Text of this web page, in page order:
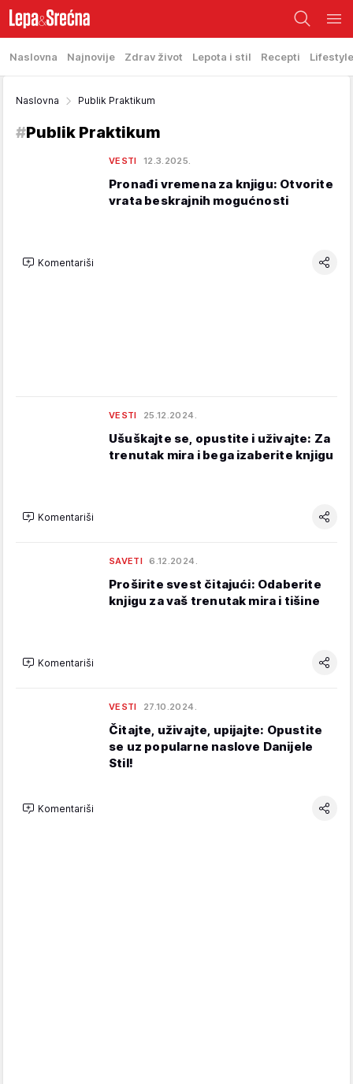
Naslovna Najnovije Zdrav život Lepota i stil Recepti Lifestyle
Naslovna Publik Praktikum
#Publik Praktikum
VESTI 12.3.2025.
Pronađi vremena za knjigu: Otvorite
vrata beskrajnih mogućnosti
Komentariši
VESTI 25.12.2024.
Ušuškajte se, opustite i uživajte: Za
trenutak mira i bega izaberite knjigu
Komentariši
SAVETI 6.12.2024.
Proširite svest čitajući: Odaberite
knjigu za vaš trenutak mira i tišine
Komentariši
VESTI 27.10.2024.
Čitajte, uživajte, upijajte: Opustite
se uz popularne naslove Danijele
Stil!
Komentariši